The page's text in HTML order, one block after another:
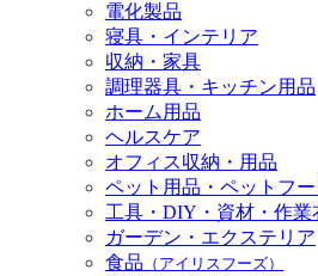
電化製品
寝具・インテリア
収納・家具
調理器具・キッチン用品
ホーム用品
ヘルスケア
オフィス収納・用品
ペット用品・ペットフー
工具・DIY・資材・作業
ガーデン・エクステリア
食品 （アイリスフーズ）